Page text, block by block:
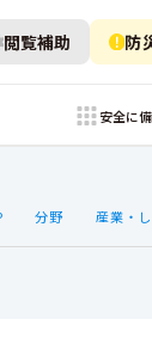
閲覧補助 防
安全に
分野 産業・